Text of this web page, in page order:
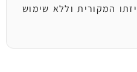
המקורית וללא שימוש